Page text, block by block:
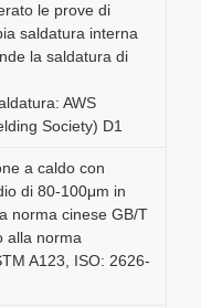
le prove di
saldatura interna
la saldatura di
AWS
Society) D1
a caldo con
di 80-100μm in
norma cinese GB/T
alla norma
A123, ISO: 2626-